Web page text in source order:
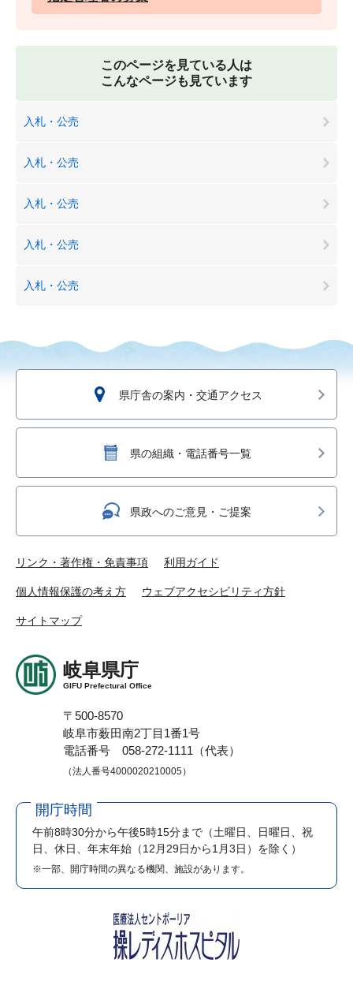
このページを見ている人は
こんなページも見ています
入札・公売
入札・公売
入札・公売
入札・公売
入札・公売
県庁舎の案内・交通アクセス
県の組織・電話番号一覧
県政へのご意見・ご提案
リンク・著作権・免責事項 利用ガイド
個人情報保護の考え方 ウェブアクセシビリティ方針
サイトマップ
岐阜県庁
GIFU Prefectural Office
〒500-8570
岐阜市薮田南2丁目1番1号
電話番号 058-272-1111（代表）
（法人番号4000020210005）
開庁時間
午前8時30分から午後5時15分まで （土曜日、日曜日、祝
日、休日、年末年始（12月29日から1月3日）を除く）
※一部、開庁時間の異なる機関、施設があります。